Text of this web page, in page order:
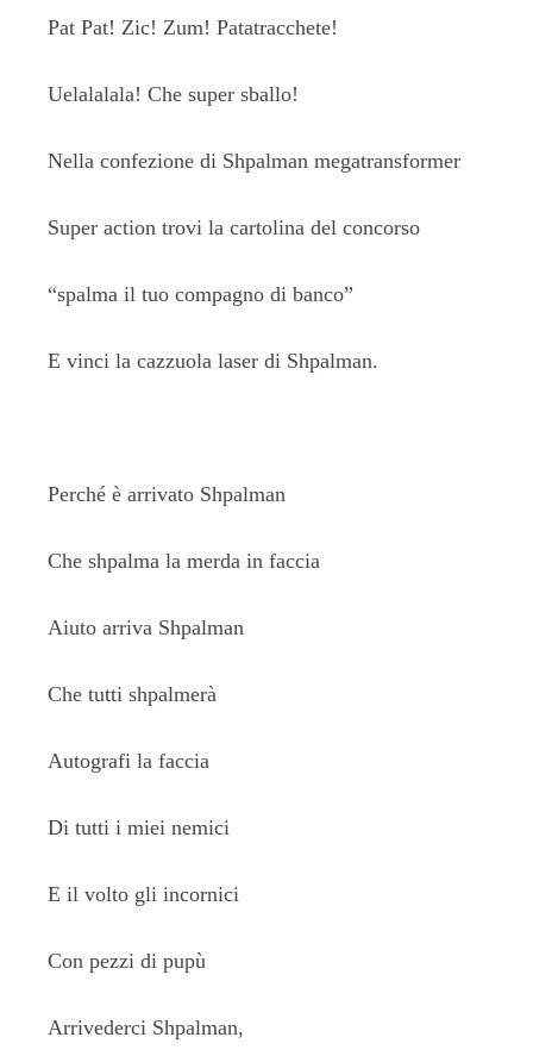
Pat Pat! Zic! Zum! Patatracchete!
Uelalalala! Che super sballo!
Nella confezione di Shpalman megatransformer
Super action trovi la cartolina del concorso
“spalma il tuo compagno di banco”
E vinci la cazzuola laser di Shpalman.
Perché è arrivato Shpalman
Che shpalma la merda in faccia
Aiuto arriva Shpalman
Che tutti shpalmerà
Autografi la faccia
Di tutti i miei nemici
E il volto gli incornici
Con pezzi di pupù
Arrivederci Shpalman,